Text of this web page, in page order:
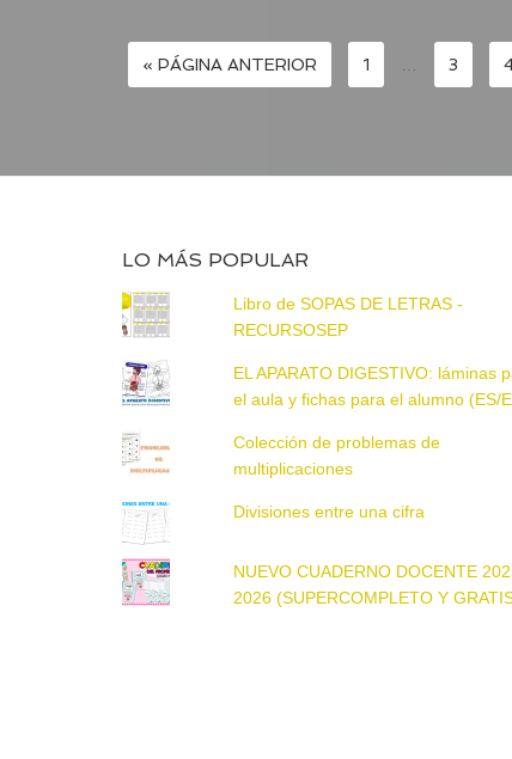
« PÁGINA ANTERIOR 1 3
LO MÁS POPULAR
Libro de SOPAS DE LETRAS -
RECURSOSEP
EL APARATO DIGESTIVO: láminas
el aula y fichas para el alumno (ES/
Colección de problemas de
multiplicaciones
Divisiones entre una cifra
NUEVO CUADERNO DOCENTE
2026 (SUPERCOMPLETO Y